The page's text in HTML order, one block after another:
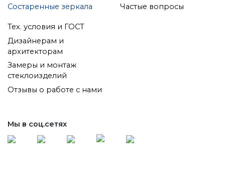
Состаренные зеркала
Частые вопросы
Тех. условия и ГОСТ
Дизайнерам и
архитекторам
Замеры и монтаж
стеклоизделий
Отзывы о работе с нами
Мы в соц.сетях